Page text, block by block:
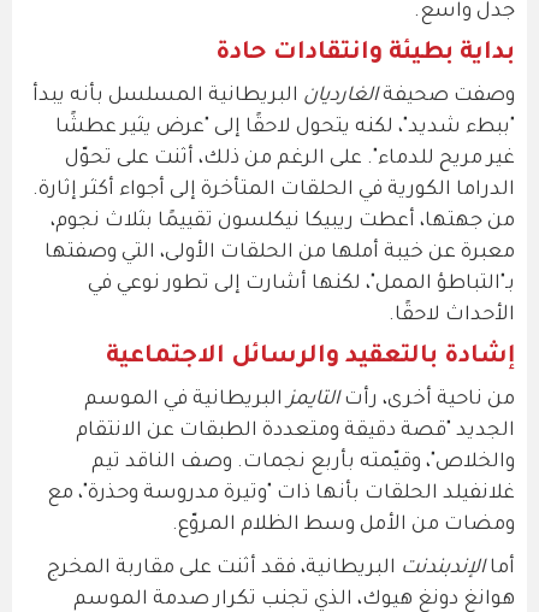
جدل واسع.
بداية بطيئة وانتقادات حادة
وصفت صحيفةالغارديان البريطانية المسلسل بأنه يبدأ
"ببطء شديد"، لكنه يتحول لاحقًا إلى "عرض يثير عطشًا
غير مريح للدماء". على الرغم من ذلك، أثنت على تحوّل
الدراما الكورية في الحلقات المتأخرة إلى أجواء أكثر إثارة.
من جهتها، أعطت ريبيكا نيكلسون تقييمًا بثلاث نجوم،
معبرة عن خيبة أملها من الحلقات الأولى، التي وصفتها
بـ"التباطؤ الممل"، لكنها أشارت إلى تطور نوعي في
الأحداث لاحقًا.
إشادة بالتعقيد والرسائل الاجتماعية
من ناحية أخرى، رأتالتايمز البريطانية في الموسم
الجديد "قصة دقيقة ومتعددة الطبقات عن الانتقام
والخلاص"، وقيّمته بأربع نجمات. وصف الناقد تيم
غلانفيلد الحلقات بأنها ذات "وتيرة مدروسة وحذرة"، مع
ومضات من الأمل وسط الظلام المروّع.
أماالإندبندنت البريطانية، فقد أثنت على مقاربة المخرج
هوانغ دونغ هيوك، الذي تجنب تكرار صدمة الموسم